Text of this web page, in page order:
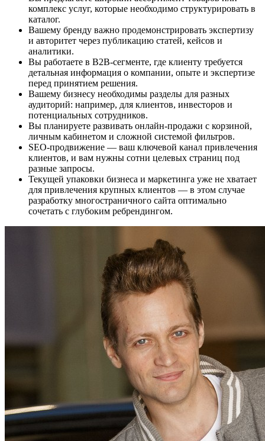
комплекс услуг, которые необходимо структурировать в
каталог.
Вашему бренду важно продемонстрировать экспертизу
и авторитет через публикацию статей, кейсов и
аналитики.
Вы работаете в B2B-сегменте, где клиенту требуется
детальная информация о компании, опыте и экспертизе
перед принятием решения.
Вашему бизнесу необходимы разделы для разных
аудиторий: например, для клиентов, инвесторов и
потенциальных сотрудников.
Вы планируете развивать онлайн-продажи с корзиной,
личным кабинетом и сложной системой фильтров.
SEO-продвижение — ваш ключевой канал привлечения
клиентов, и вам нужны сотни целевых страниц под
разные запросы.
Текущей упаковки бизнеса и маркетинга уже не хватает
для привлечения крупных клиентов — в этом случае
разработку многостраничного сайта оптимально
сочетать с глубоким ребрендингом.